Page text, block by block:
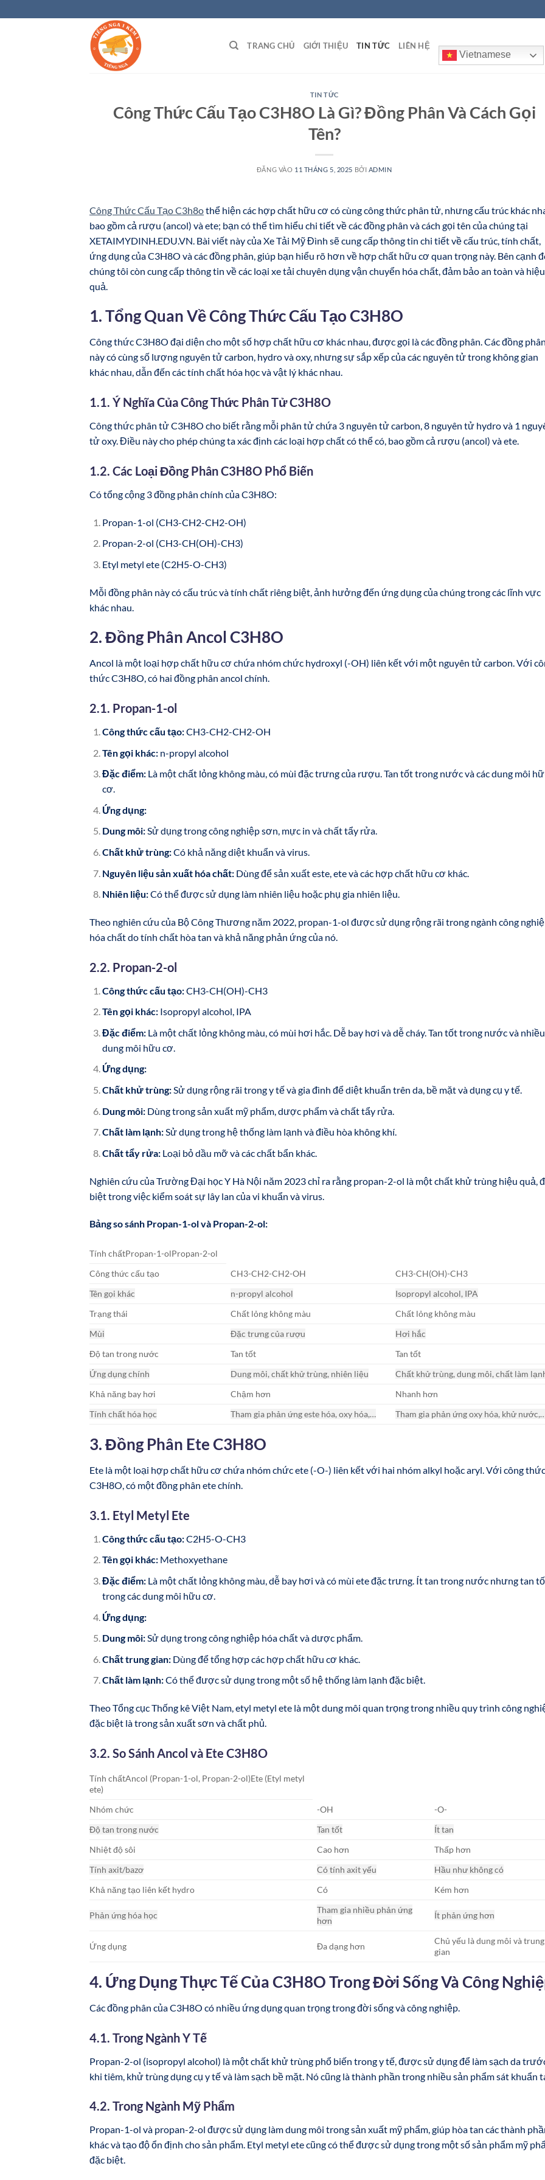
qua
TRANG CHỦ GIỚI THIỆU TIN TỨC LIÊN HỆ
Vietnamese
TIN TỨC
Công Thức Cấu Tạo C3H8O Là Gì? Đồng Phân Và Cách Gọi
Tên?
ĐĂNG VÀO 11 THÁNG 5, 2025 BỞI ADMIN
Công Thức Cấu Tạo C3h8othể hiện các hợp chất hữu cơ có cùng công thức phân tử, nhưng cấu trúc khác
bao gồm cả rượu (ancol) và ete; bạn có thể tìm hiểu chi tiết về các đồng phân và cách gọi tên của chúng tại
XETAIMYDINH.EDU.VN. Bài viết này của Xe Tải Mỹ Đình sẽ cung cấp thông tin chi tiết về cấu trúc, tính chất,
ứng dụng của C3H8O và các đồng phân, giúp bạn hiểu rõ hơn về hợp chất hữu cơ quan trọng này. Bên cạnh
chúng tôi còn cung cấp thông tin về các loại xe tải chuyên dụng vận chuyển hóa chất, đảm bảo an toàn và hiệu
quả.
1. Tổng Quan Về Công Thức Cấu Tạo C3H8O
Công thức C3H8O đại diện cho một số hợp chất hữu cơ khác nhau, được gọi là các đồng phân. Các đồng
này có cùng số lượng nguyên tử carbon, hydro và oxy, nhưng sự sắp xếp của các nguyên tử trong không gian
khác nhau, dẫn đến các tính chất hóa học và vật lý khác nhau.
1.1. Ý Nghĩa Của Công Thức Phân Tử C3H8O
Công thức phân tử C3H8O cho biết rằng mỗi phân tử chứa 3 nguyên tử carbon, 8 nguyên tử hydro và 1
tử oxy. Điều này cho phép chúng ta xác định các loại hợp chất có thể có, bao gồm cả rượu (ancol) và ete.
1.2. Các Loại Đồng Phân C3H8O Phổ Biến
Có tổng cộng 3 đồng phân chính của C3H8O:
Propan-1-ol (CH3-CH2-CH2-OH)
Propan-2-ol (CH3-CH(OH)-CH3)
Etyl metyl ete (C2H5-O-CH3)
Mỗi đồng phân này có cấu trúc và tính chất riêng biệt, ảnh hưởng đến ứng dụng của chúng trong các lĩnh vực
khác nhau.
2. Đồng Phân Ancol C3H8O
Ancol là một loại hợp chất hữu cơ chứa nhóm chức hydroxyl (-OH) liên kết với một nguyên tử carbon. Với
thức C3H8O, có hai đồng phân ancol chính.
2.1. Propan-1-ol
Công thức cấu tạo:CH3-CH2-CH2-OH
Tên gọi khác:n-propyl alcohol
Đặc điểm:Là một chất lỏng không màu, có mùi đặc trưng của rượu. Tan tốt trong nước và các dung môi
cơ.
Ứng dụng:
Dung môi:Sử dụng trong công nghiệp sơn, mực in và chất tẩy rửa.
Chất khử trùng:Có khả năng diệt khuẩn và virus.
Nguyên liệu sản xuất hóa chất:Dùng để sản xuất este, ete và các hợp chất hữu cơ khác.
Nhiên liệu:Có thể được sử dụng làm nhiên liệu hoặc phụ gia nhiên liệu.
Theo nghiên cứu của Bộ Công Thương năm 2022, propan-1-ol được sử dụng rộng rãi trong ngành công
hóa chất do tính chất hòa tan và khả năng phản ứng của nó.
2.2. Propan-2-ol
Công thức cấu tạo:CH3-CH(OH)-CH3
Tên gọi khác:Isopropyl alcohol, IPA
Đặc điểm:Là một chất lỏng không màu, có mùi hơi hắc. Dễ bay hơi và dễ cháy. Tan tốt trong nước và nhiều
dung môi hữu cơ.
Ứng dụng:
Chất khử trùng:Sử dụng rộng rãi trong y tế và gia đình để diệt khuẩn trên da, bề mặt và dụng cụ y tế.
Dung môi:Dùng trong sản xuất mỹ phẩm, dược phẩm và chất tẩy rửa.
Chất làm lạnh:Sử dụng trong hệ thống làm lạnh và điều hòa không khí.
Chất tẩy rửa:Loại bỏ dầu mỡ và các chất bẩn khác.
Nghiên cứu của Trường Đại học Y Hà Nội năm 2023 chỉ ra rằng propan-2-ol là một chất khử trùng hiệu quả,
biệt trong việc kiểm soát sự lây lan của vi khuẩn và virus.
Bảng so sánh Propan-1-ol và Propan-2-ol:
Tính chấtPropan-1-olPropan-2-ol
Công thức cấu tạo
CH3-CH2-CH2-OH
CH3-CH(OH)-CH3
Tên gọi khác
n-propyl alcohol
Isopropyl alcohol, IPA
Trạng thái
Chất lỏng không màu
Chất lỏng không màu
Mùi
Đặc trưng của rượu
Hơi hắc
Độ tan trong nước
Tan tốt
Tan tốt
Ứng dụng chính
Dung môi, chất khử trùng, nhiên liệu
Chất khử trùng, dung môi, chất làm
Khả năng bay hơi
Chậm hơn
Nhanh hơn
Tính chất hóa học
Tham gia phản ứng este hóa, oxy hóa,… Tham gia phản ứng oxy hóa, khử
3. Đồng Phân Ete C3H8O
Ete là một loại hợp chất hữu cơ chứa nhóm chức ete (-O-) liên kết với hai nhóm alkyl hoặc aryl. Với công thức
C3H8O, có một đồng phân ete chính.
3.1. Etyl Metyl Ete
Công thức cấu tạo:C2H5-O-CH3
Tên gọi khác:Methoxyethane
Đặc điểm:Là một chất lỏng không màu, dễ bay hơi và có mùi ete đặc trưng. Ít tan trong nước nhưng tan
trong các dung môi hữu cơ.
Ứng dụng:
Dung môi:Sử dụng trong công nghiệp hóa chất và dược phẩm.
Chất trung gian:Dùng để tổng hợp các hợp chất hữu cơ khác.
Chất làm lạnh:Có thể được sử dụng trong một số hệ thống làm lạnh đặc biệt.
Theo Tổng cục Thống kê Việt Nam, etyl metyl ete là một dung môi quan trọng trong nhiều quy trình công
đặc biệt là trong sản xuất sơn và chất phủ.
3.2. So Sánh Ancol và Ete C3H8O
Tính chấtAncol (Propan-1-ol, Propan-2-ol)Ete (Etyl metyl
ete)
Nhóm chức
-OH
-O-
Độ tan trong nước
Tan tốt
Ít tan
Nhiệt độ sôi
Cao hơn
Thấp hơn
Tính axit/bazơ
Có tính axit yếu
Hầu như không có
Khả năng tạo liên kết hydro
Có Kém hơn
Phản ứng hóa học
Tham gia nhiều phản ứng
hơn
Ít phản ứng hơn
Ứng dụng Đa dạng hơn
Chủ yếu là dung môi và trung
gian
4. Ứng Dụng Thực Tế Của C3H8O Trong Đời Sống Và Công
Các đồng phân của C3H8O có nhiều ứng dụng quan trọng trong đời sống và công nghiệp.
4.1. Trong Ngành Y Tế
Propan-2-ol (isopropyl alcohol) là một chất khử trùng phổ biến trong y tế, được sử dụng để làm sạch da
khi tiêm, khử trùng dụng cụ y tế và làm sạch bề mặt. Nó cũng là thành phần trong nhiều sản phẩm sát khuẩn
4.2. Trong Ngành Mỹ Phẩm
Propan-1-ol và propan-2-ol được sử dụng làm dung môi trong sản xuất mỹ phẩm, giúp hòa tan các thành
khác và tạo độ ổn định cho sản phẩm. Etyl metyl ete cũng có thể được sử dụng trong một số sản phẩm mỹ
đặc biệt.